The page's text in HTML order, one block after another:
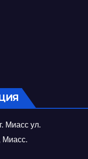
Миасс ул.
Миасс.